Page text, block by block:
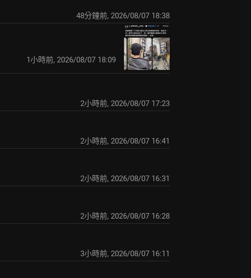
48分鐘前, 2026/08/07 18:38
1小時前, 2026/08/07 18:09
2小時前, 2026/08/07 17:23
2小時前, 2026/08/07 16:41
2小時前, 2026/08/07 16:31
2小時前, 2026/08/07 16:28
3小時前, 2026/08/07 16:11